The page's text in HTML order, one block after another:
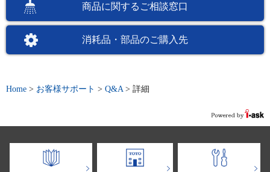
商品に関するご相談窓口
消耗品・部品のご購入先
Home > お客様サポート > Q&A > 詳細